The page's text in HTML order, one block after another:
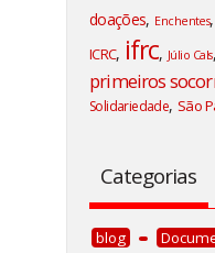
doações, Enchentes,
ICRC, ifrc, Júlio Cals,
primeiros
Solidariedade, São
Categorias
blog